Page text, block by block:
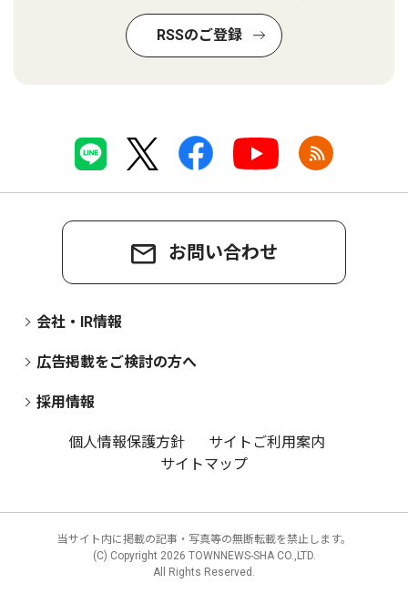
RSSのご登録
お問い合わせ
会社・IR情報
広告掲載をご検討の方へ
採用情報
個人情報保護方針
サイトご利用案内
サイトマップ
当サイト内に掲載の記事・写真等の無断転載を禁止します。
(C) Copyright 2026 TOWNNEWS-SHA CO.,LTD.
All Rights Reserved.